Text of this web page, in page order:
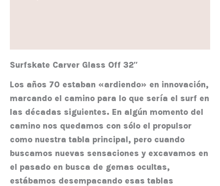
Surfskate Carver Glass Off 32″
Los años 70 estaban «ardiendo» en innovación,
marcando el camino para lo que sería el surf en
las décadas siguientes. En algún momento del
camino nos quedamos con sólo el propulsor
como nuestra tabla principal, pero cuando
buscamos nuevas sensaciones y excavamos en
el pasado en busca de gemas ocultas,
estábamos desempacando esas tablas